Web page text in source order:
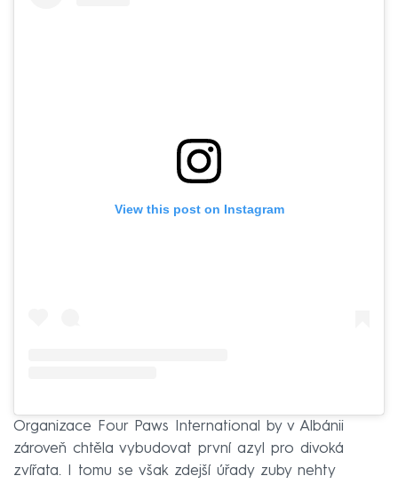
View this post on Instagram
Organizace Four Paws International by v Albánii
zároveň chtěla vybudovat první azyl pro divoká
zvířata. I tomu se však zdejší úřady zuby nehty